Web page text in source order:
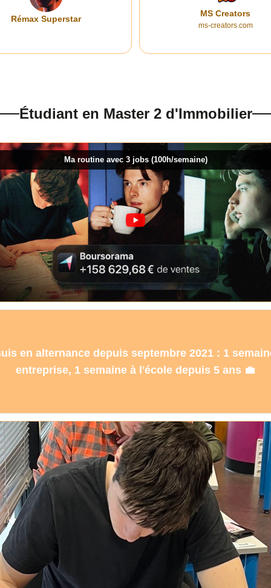
Rémax Superstar
MS Creators
ms-creators.com
Étudiant en Master 2 d'Immobilier
Ma routine avec 3 jobs (100h/semaine)
en alternance depuis septembre 2021 : 1
entreprise, 1 semaine à l'école depuis 5 ans 💼